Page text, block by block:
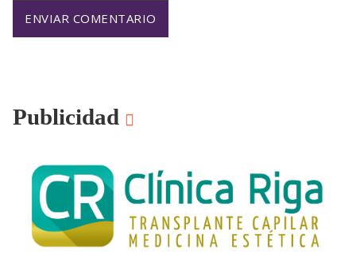
Publicidad